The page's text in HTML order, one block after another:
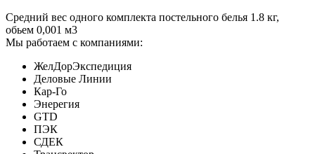
Средний вес одного комплекта постельного белья 1.8 кг,
обьем 0,001 м3
Мы работаем с компаниями:
ЖелДорЭкспедиция
Деловые Линии
Кар-Го
Энерегия
GTD
ПЭК
СДЕК